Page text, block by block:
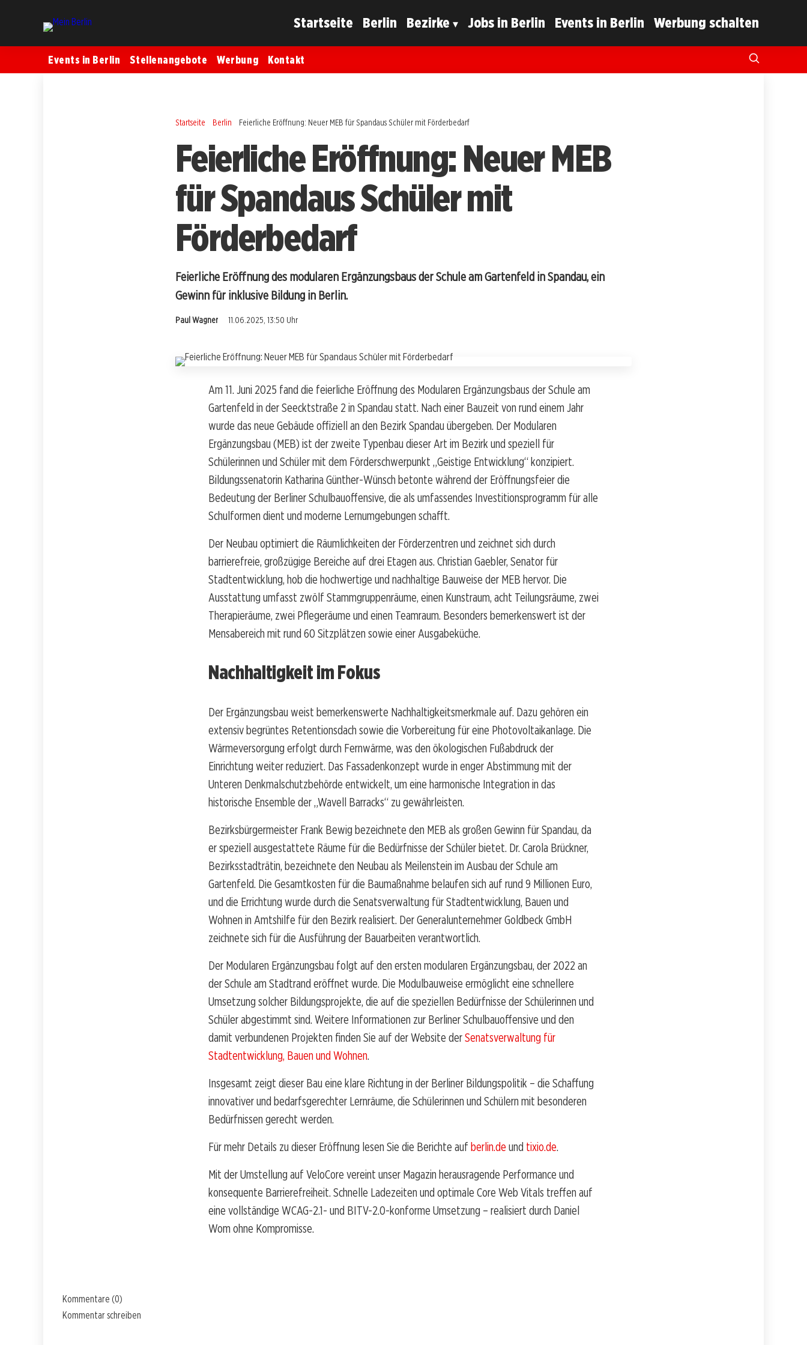
Startseite Berlin Bezirke Jobs in Berlin Events in Berlin Werbung schalten
Events in Berlin Stellenangebote Werbung Kontakt
Startseite Berlin Feierliche Eröffnung: Neuer MEB für Spandaus Schüler mit Förderbedarf
Feierliche Eröffnung: Neuer MEB
für Spandaus Schüler mit
Förderbedarf
Feierliche Eröffnung des modularen Ergänzungsbaus der Schule am Gartenfeld in Spandau, ein
Gewinn für inklusive Bildung in Berlin.
Paul Wagner 11.06.2025, 13:50 Uhr
Am 11. Juni 2025 fand die feierliche Eröffnung des Modularen Ergänzungsbaus der Schule am
Gartenfeld in der Seecktstraße 2 in Spandau statt. Nach einer Bauzeit von rund einem Jahr
wurde das neue Gebäude offiziell an den Bezirk Spandau übergeben. Der Modularen
Ergänzungsbau (MEB) ist der zweite Typenbau dieser Art im Bezirk und speziell für
Schülerinnen und Schüler mit dem Förderschwerpunkt „Geistige Entwicklung“ konzipiert.
Bildungssenatorin Katharina Günther-Wünsch betonte während der Eröffnungsfeier die
Bedeutung der Berliner Schulbauoffensive, die als umfassendes Investitionsprogramm für alle
Schulformen dient und moderne Lernumgebungen schafft.
Der Neubau optimiert die Räumlichkeiten der Förderzentren und zeichnet sich durch
barrierefreie, großzügige Bereiche auf drei Etagen aus. Christian Gaebler, Senator für
Stadtentwicklung, hob die hochwertige und nachhaltige Bauweise der MEB hervor. Die
Ausstattung umfasst zwölf Stammgruppenräume, einen Kunstraum, acht Teilungsräume, zwei
Therapieräume, zwei Pflegeräume und einen Teamraum. Besonders bemerkenswert ist der
Mensabereich mit rund 60 Sitzplätzen sowie einer Ausgabeküche.
Nachhaltigkeit im Fokus
Der Ergänzungsbau weist bemerkenswerte Nachhaltigkeitsmerkmale auf. Dazu gehören ein
extensiv begrüntes Retentionsdach sowie die Vorbereitung für eine Photovoltaikanlage. Die
Wärmeversorgung erfolgt durch Fernwärme, was den ökologischen Fußabdruck der
Einrichtung weiter reduziert. Das Fassadenkonzept wurde in enger Abstimmung mit der
Unteren Denkmalschutzbehörde entwickelt, um eine harmonische Integration in das
historische Ensemble der „Wavell Barracks“ zu gewährleisten.
Bezirksbürgermeister Frank Bewig bezeichnete den MEB als großen Gewinn für Spandau, da
er speziell ausgestattete Räume für die Bedürfnisse der Schüler bietet. Dr. Carola Brückner,
Bezirksstadträtin, bezeichnete den Neubau als Meilenstein im Ausbau der Schule am
Gartenfeld. Die Gesamtkosten für die Baumaßnahme belaufen sich auf rund 9 Millionen Euro,
und die Errichtung wurde durch die Senatsverwaltung für Stadtentwicklung, Bauen und
Wohnen in Amtshilfe für den Bezirk realisiert. Der Generalunternehmer Goldbeck GmbH
zeichnete sich für die Ausführung der Bauarbeiten verantwortlich.
Der Modularen Ergänzungsbau folgt auf den ersten modularen Ergänzungsbau, der 2022 an
der Schule am Stadtrand eröffnet wurde. Die Modulbauweise ermöglicht eine schnellere
Umsetzung solcher Bildungsprojekte, die auf die speziellen Bedürfnisse der Schülerinnen und
Schüler abgestimmt sind. Weitere Informationen zur Berliner Schulbauoffensive und den
damit verbundenen Projekten finden Sie auf der Website derSenatsverwaltung für
Stadtentwicklung, Bauen und Wohnen.
Insgesamt zeigt dieser Bau eine klare Richtung in der Berliner Bildungspolitik – die Schaffung
innovativer und bedarfsgerechter Lernräume, die Schülerinnen und Schülern mit besonderen
Bedürfnissen gerecht werden.
Für mehr Details zu dieser Eröffnung lesen Sie die Berichte auf berlin.de und tixio.de.
Mit der Umstellung auf VeloCore vereint unser Magazin herausragende Performance und
konsequente Barrierefreiheit. Schnelle Ladezeiten und optimale Core Web Vitals treffen auf
eine vollständige WCAG-2.1- und BITV-2.0-konforme Umsetzung – realisiert durch Daniel
Wom ohne Kompromisse.
Kommentare (0)
Kommentar schreiben